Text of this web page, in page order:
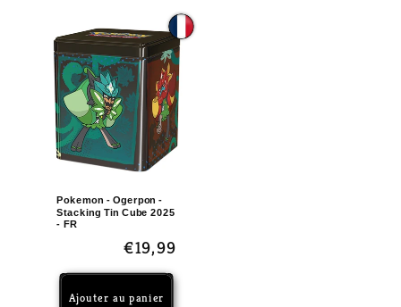
Pokemon - Ogerpon -
Stacking Tin Cube 2025
- FR
Prix
habituel
€19,99
Ajouter au panier